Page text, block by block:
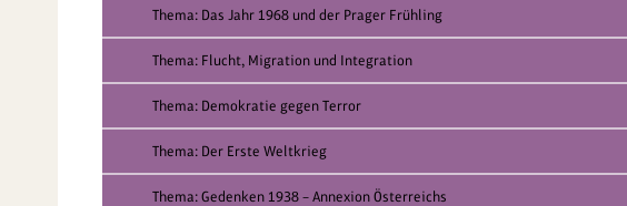
Thema: Das Jahr 1968 und der Prager Frühling
Thema: Flucht, Migration und Integration
Thema: Demokratie gegen Terror
Thema: Der Erste Weltkrieg
Thema: Gedenken 1938 – Annexion Österreichs